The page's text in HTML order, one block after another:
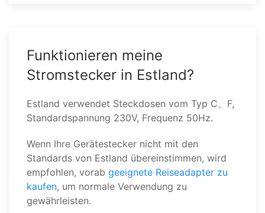
Funktionieren meine
Stromstecker in Estland?
Estland verwendet Steckdosen vom Typ C、F,
Standardspannung 230V, Frequenz 50Hz.
Wenn Ihre Gerätestecker nicht mit den
Standards von Estland übereinstimmen, wird
empfohlen, vorab geeignete Reiseadapter zu
kaufen, um normale Verwendung zu
gewährleisten.